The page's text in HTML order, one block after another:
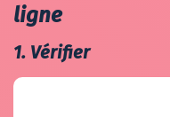
ligne
1. Vérifier